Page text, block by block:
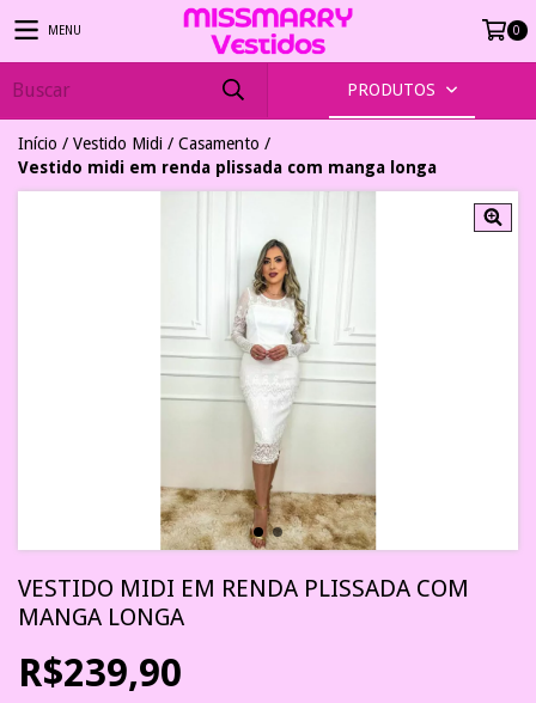
MENU 0
PRODUTOS
Início / Vestido Midi / Casamento /
Vestido midi em renda plissada com manga longa
VESTIDO MIDI EM RENDA PLISSADA COM
MANGA LONGA
R$239,90